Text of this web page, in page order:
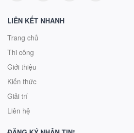
LIÊN KẾT NHANH
Trang chủ
Thi công
Giới thiệu
Kiến thức
Giải trí
Liên hệ